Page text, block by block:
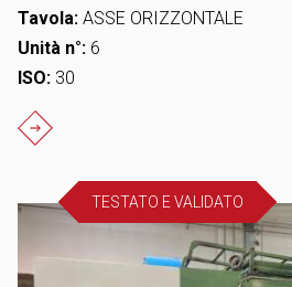
Tavola: ASSE ORIZZONTALE
Unità n°: 6
ISO: 30
TESTATO E VALIDATO